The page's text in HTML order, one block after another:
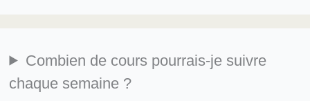
Combien de cours pourrais-je suivre
chaque semaine ?